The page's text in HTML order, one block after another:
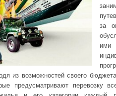
за
из возможностей своего
предусматривают перевозку